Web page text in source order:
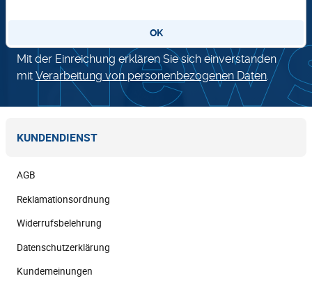
OK
Mit der Einreichung erklären Sie sich einverstanden
mit Verarbeitung von personenbezogenen Daten.
KUNDENDIENST
AGB
Reklamationsordnung
Widerrufsbelehrung
Datenschutzerklärung
Kundemeinungen